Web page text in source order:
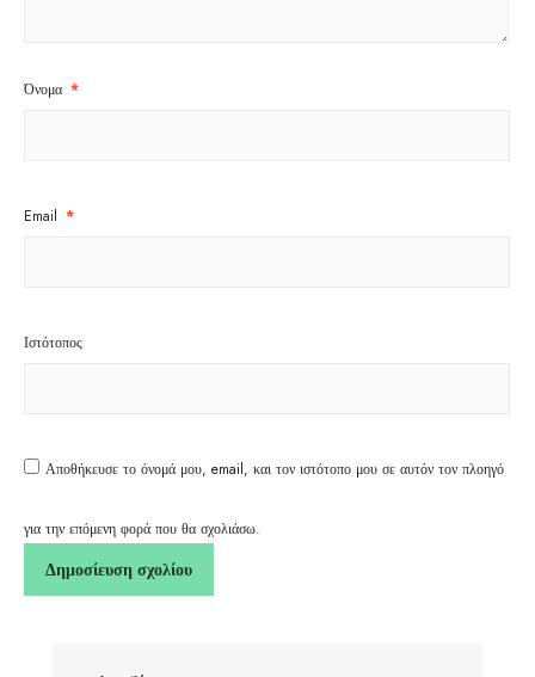
Όνομα *
Email *
Ιστότοπος
Αποθήκευσε το όνομά μου, email, και τον ιστότοπο μου σε αυτόν τον πλοηγό
για την επόμενη φορά που θα σχολιάσω.